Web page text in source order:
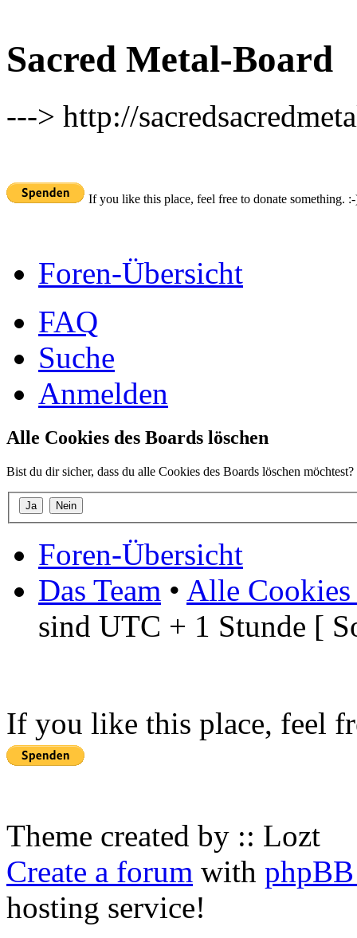
Sacred Metal-Board
---> http://
If you like this place, feel free to donate something.
Foren-Übersicht
FAQ
Suche
Anmelden
Alle Cookies des Boards löschen
Bist du dir sicher, dass du alle Cookies des Boards löschen möchtest?
Foren-Übersicht
Das Team • Alle Cookies
sind UTC + 1 Stunde [
If you like this place, feel
Theme created by :: Lozt
Create a forum with
hosting service!